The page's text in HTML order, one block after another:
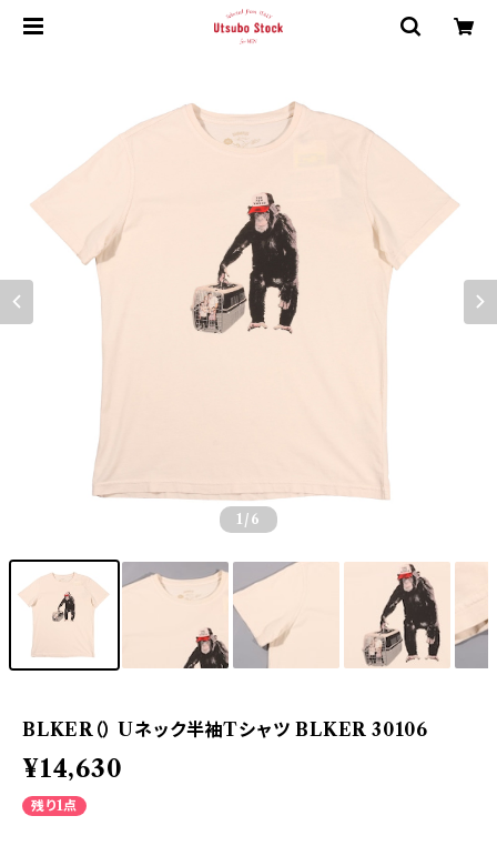
1 /6
BLKER（） Uネック半袖Tシャツ BLKER 30106
¥14,630
残り1点